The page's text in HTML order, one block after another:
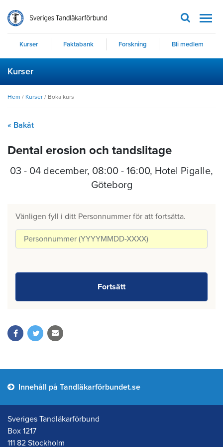
Kurser Faktabank Forskning Bli medlem
Kurser
Hem / Kurser / Boka kurs
« Bakåt
Dental erosion och tandslitage
03 - 04 december, 08:00 - 16:00, Hotel Pigalle,
Göteborg
Vänligen fyll i ditt Personnummer för att fortsätta.
Innehåll på Tandläkarförbundet.se
Sveriges Tandläkarförbund
Box 1217
111 82 Stockholm